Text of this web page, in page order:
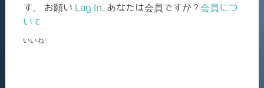
す。 お願い Log In . あなたは会員ですか ? 会員につ
いて
いいね: